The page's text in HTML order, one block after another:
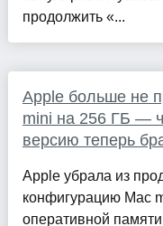
продолжить «...
Apple больше не
mini на 256 ГБ —
версию теперь
Apple убрала из
конфигурацию Mac
оперативной